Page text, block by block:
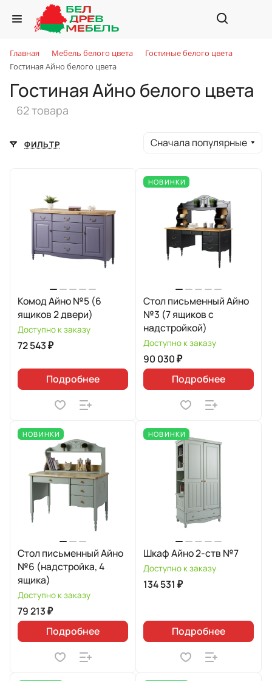
Главная Мебель белого цвета
Гостиные белого цвета
Гостиная Айно белого цвета
Гостиная Айно белого цвета
62 товара
ФИЛЬТР Сначала популярные
Комод Айно №5 (6
ящиков 2 двери)
Доступно к заказу
72 543 ₽
Подробнее
НОВИНКИ
Стол письменный Айно
№3 (7 ящиков с
надстройкой)
Доступно к заказу
90 030 ₽
Подробнее
НОВИНКИ
Стол письменный Айно
№6 (надстройка, 4
ящика)
Доступно к заказу
79 213 ₽
Подробнее
НОВИНКИ
Шкаф Айно 2-ств №7
Доступно к заказу
134 531 ₽
Подробнее